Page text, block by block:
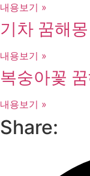
내용보기 »
기차 꿈해
내용보기 »
복숭아꽃
내용보기 »
Share: